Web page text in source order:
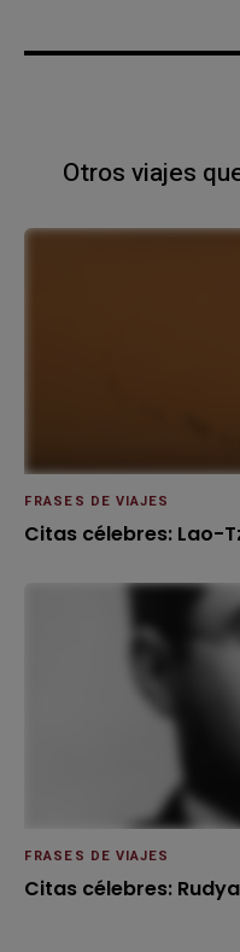
Otros viajes
FRASES DE VIAJES
Citas célebres: Lao-
FRASES DE VIAJES
Citas célebres: